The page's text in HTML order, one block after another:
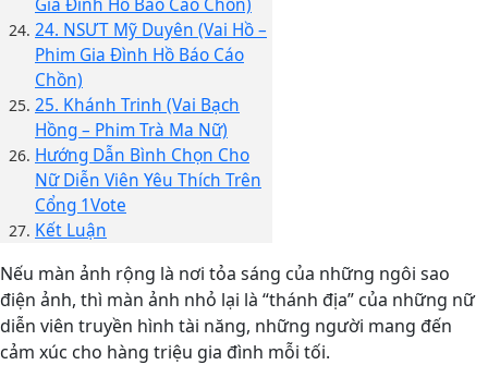
Gia Đình Hồ Báo Cáo Chồn)
24. NSƯT Mỹ Duyên (Vai Hồ –
Phim Gia Đình Hồ Báo Cáo
Chồn)
25. Khánh Trinh (Vai Bạch
Hồng – Phim Trà Ma Nữ)
Hướng Dẫn Bình Chọn Cho
Nữ Diễn Viên Yêu Thích Trên
Cổng 1Vote
Kết Luận
Nếu màn ảnh rộng là nơi tỏa sáng của những ngôi sao
điện ảnh, thì màn ảnh nhỏ lại là “thánh địa” của những nữ
diễn viên truyền hình tài năng, những người mang đến
cảm xúc cho hàng triệu gia đình mỗi tối.